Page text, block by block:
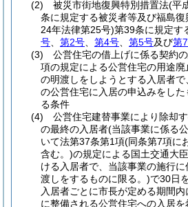
(2)
被災市街地復興特別措置法(平
条に規定する被災者等及び福島
24年法律第25号)第39条に規定
号
第2号 第4号 第5号及び第
(3)
公営住宅の借上げに係る契約
項の規定による公営住宅の用途
の明渡しをしようとする入居者
の公営住宅に入居の申込みをし
る条件
(4)
公営住宅建替事業により除却
の最終の入居者(当該事業に係る
いて法第37条第1項(同条第7項に
含む。)の規定による国土交通大
ける入居者で、当該事業の施行
渡しをするものに限る。)で30日
入居者ごとに市長が定める期間
に整備される公営住宅への入居